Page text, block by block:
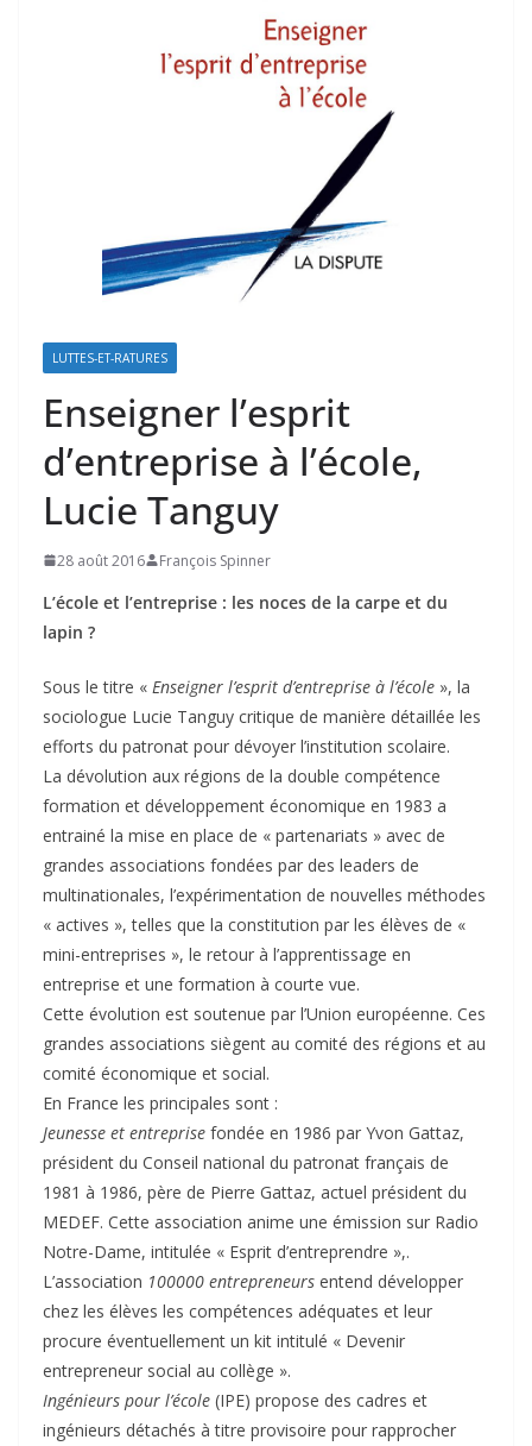
LUTTES-ET-RATURES
Enseigner l’esprit
d’entreprise à l’école,
Lucie Tanguy
28 août 2016 François Spinner
L’école et l’entreprise : les noces de la carpe et du
lapin ?
Sous le titre « Enseigner l’esprit d’entreprise à l’école », la
sociologue Lucie Tanguy critique de manière détaillée les
efforts du patronat pour dévoyer l’institution scolaire.
La dévolution aux régions de la double compétence
formation et développement économique en 1983 a
entrainé la mise en place de « partenariats » avec de
grandes associations fondées par des leaders de
multinationales, l’expérimentation de nouvelles méthodes
« actives », telles que la constitution par les élèves de «
mini-entreprises », le retour à l’apprentissage en
entreprise et une formation à courte vue.
Cette évolution est soutenue par l’Union européenne. Ces
grandes associations siègent au comité des régions et au
comité économique et social.
En France les principales sont :
Jeunesse et entreprise fondée en 1986 par Yvon Gattaz,
président du Conseil national du patronat français de
1981 à 1986, père de Pierre Gattaz, actuel président du
MEDEF. Cette association anime une émission sur Radio
Notre-Dame, intitulée « Esprit d’entreprendre »,.
L’association 100000 entrepreneurs entend développer
chez les élèves les compétences adéquates et leur
procure éventuellement un kit intitulé « Devenir
entrepreneur social au collège ».
Ingénieurs pour l’école (IPE) propose des cadres et
ingénieurs détachés à titre provisoire pour rapprocher